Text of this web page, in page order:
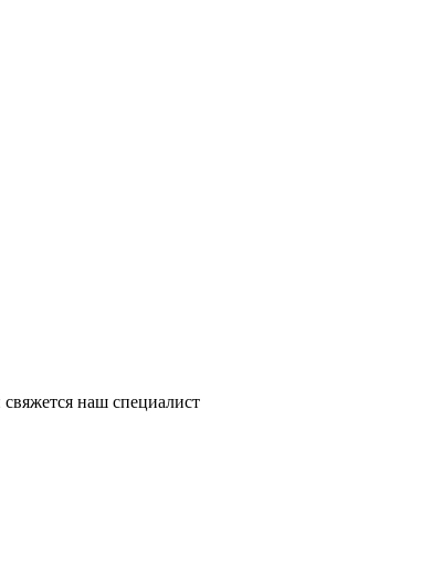
наш специалист